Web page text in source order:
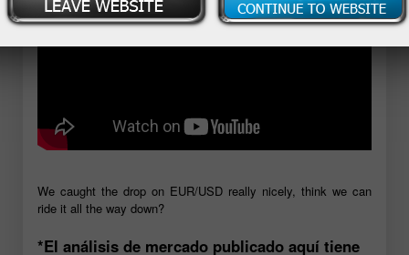
We caught the drop on EUR/USD really nicely, think we can
ride it all the way down?
*El análisis de mercado publicado aquí tiene